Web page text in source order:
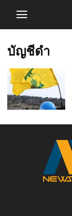
บัญชีดำ